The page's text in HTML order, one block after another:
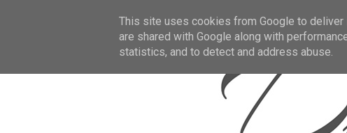
This site uses cookies from Google to
are shared with Google along with
statistics, and to detect and address abuse.